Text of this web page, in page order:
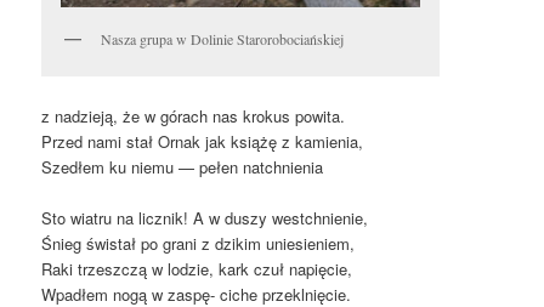
Nasza grupa w Dolinie Starorobociańskiej
z nadzieją, że w górach nas krokus powita.
Przed nami stał Ornak jak książę z kamienia,
Szedłem ku niemu — pełen natchnienia
Sto wiatru na licznik! A w duszy westchnienie,
Śnieg świstał po grani z dzikim uniesieniem,
Raki trzeszczą w lodzie, kark czuł napięcie,
Wpadłem nogą w zaspę- ciche przeklnięcie.